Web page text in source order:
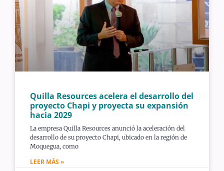
Quilla Resources acelera el desarrollo del
proyecto Chapi y proyecta su expansión
hacia 2029
La empresa Quilla Resources anunció la aceleración del
desarrollo de su proyecto Chapi, ubicado en la región de
Moquegua, como
LEER MÁS »